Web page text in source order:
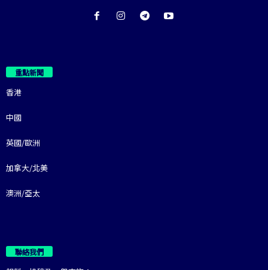
重點新聞
香港
中國
英國/歐洲
加拿大/北美
澳洲/亞太
聯絡我們